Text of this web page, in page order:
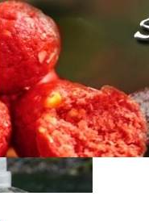
Bienvenue sur Autentik